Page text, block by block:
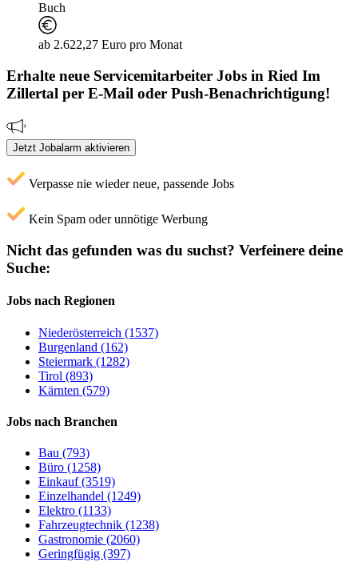
Buch
ab 2.622,27 Euro pro Monat
Erhalte neue Servicemitarbeiter Jobs in Ried Im
Zillertal per E-Mail oder Push-Benachrichtigung!
Jetzt Jobalarm aktivieren
Verpasse nie wieder neue, passende Jobs
Kein Spam oder unnötige Werbung
Nicht das gefunden was du suchst? Verfeinere deine
Suche:
Jobs nach Regionen
Niederösterreich (1537)
Burgenland (162)
Steiermark (1282)
Tirol (893)
Kärnten (579)
Jobs nach Branchen
Bau (793)
Büro (1258)
Einkauf (3519)
Einzelhandel (1249)
Elektro (1133)
Fahrzeugtechnik (1238)
Gastronomie (2060)
Geringfügig (397)